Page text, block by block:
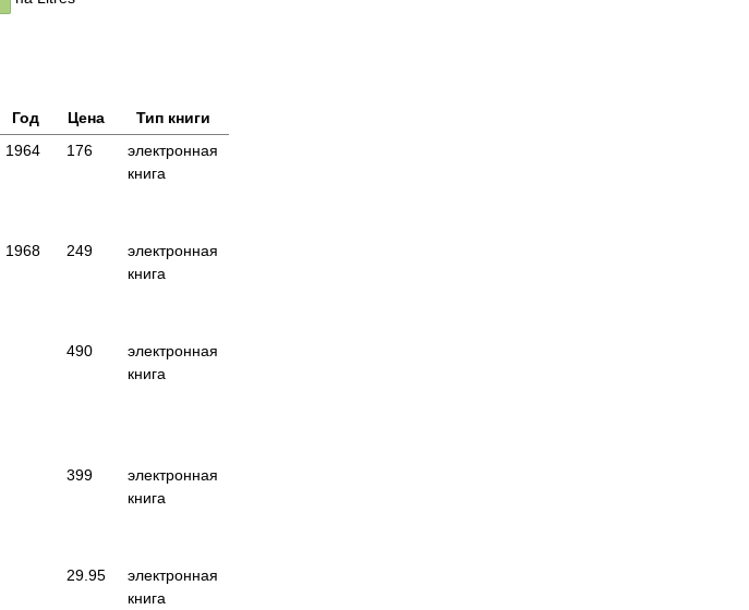
Год Цена
Тип книги
1964 176
электронная
книга
1968 249
электронная
книга
490
электронная
книга
399
электронная
книга
29.95
электронная
книга